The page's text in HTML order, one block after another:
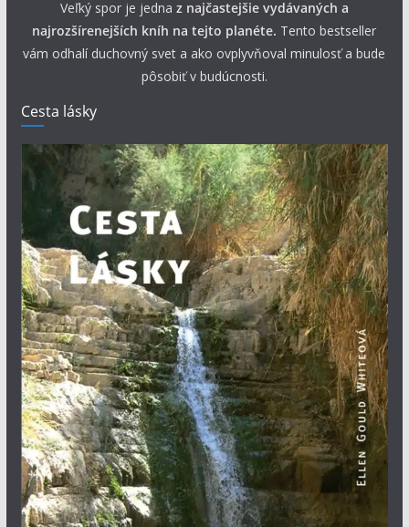
Veľký spor je jedna z najčastejšie vydávaných a
najrozšírenejších kníh na tejto planéte. Tento bestseller
vám odhalí duchovný svet a ako ovplyvňoval minulosť a bude
pôsobiť v budúcnosti.
Cesta lásky